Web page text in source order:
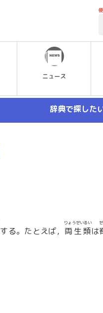
ニュース
辞典で探した
する。たとえば， 両生類
りょうせいるい
は